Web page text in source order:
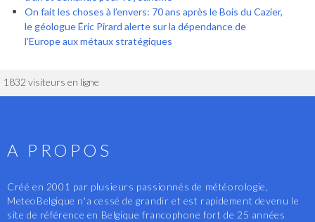
On fait les choses à l’envers: 70 ans après le Bois du Cazier,
le géologue Éric Pirard alerte sur la dépendance de
l’Europe aux métaux stratégiques
1832 visiteurs en ligne
A PROPOS
Créé en 2001 par plusieurs passionnés de météorologie,
MeteoBelgique n'a cessé de grandir et est rapidement devenu le
site de référence en Belgique francophone fort de 25 années